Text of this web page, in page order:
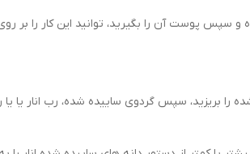
سپس پوست آن را بگیرید، توانید این کار را بر
را بریزید، سپس گردوی ساییده شده، رب انار یا